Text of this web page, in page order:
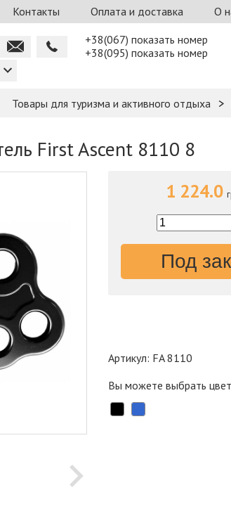
Контакты Оплата и доставка О
+38(067) показать номер
+38(095) показать номер
Товары для туризма и активного отдыха
First Ascent 8110 8
1 224.0
Под
Артикул: FA 8110
Вы можете выбрать